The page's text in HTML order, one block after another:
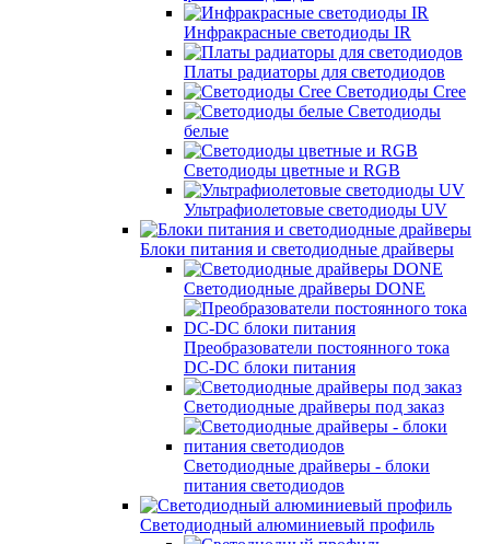
Инфракрасные светодиоды IR
Платы радиаторы для светодиодов
Светодиоды Cree
Светодиоды
белые
Светодиоды цветные и RGB
Ультрафиолетовые светодиоды UV
Блоки питания и светодиодные драйверы
Светодиодные драйверы DONE
Преобразователи постоянного тока
DC-DC блоки питания
Светодиодные драйверы под заказ
Светодиодные драйверы - блоки
питания светодиодов
Светодиодный алюминиевый профиль